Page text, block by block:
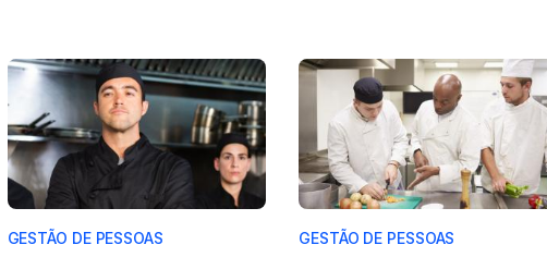
GESTÃO DE PESSOAS GESTÃO DE PESSOAS